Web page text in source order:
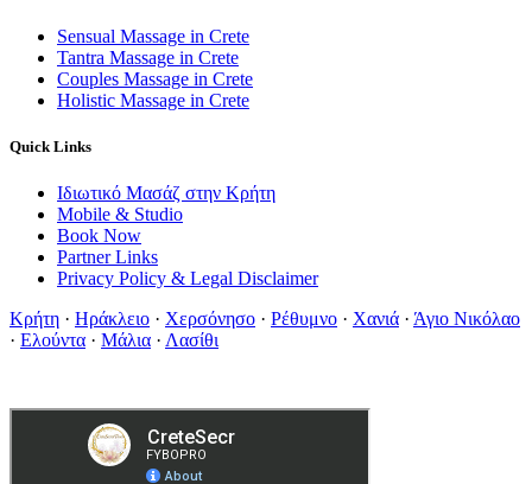
Sensual Massage in Crete
Tantra Massage in Crete
Couples Massage in Crete
Holistic Massage in Crete
Quick Links
Ιδιωτικό Μασάζ στην Κρήτη
Mobile & Studio
Book Now
Partner Links
Privacy Policy & Legal Disclaimer
Κρήτη · Ηράκλειο · Χερσόνησο · Ρέθυμνο · Χανιά · Άγιο Νικόλαο
· Ελούντα · Μάλια · Λασίθι